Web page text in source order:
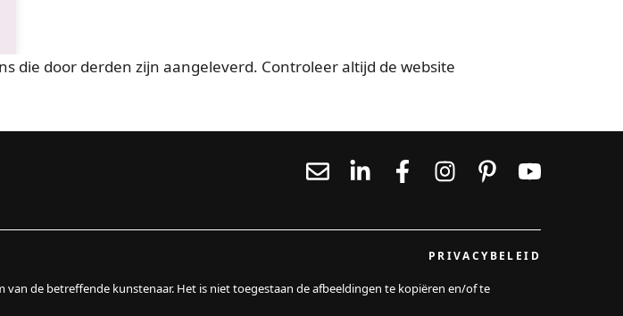
die door derden zijn aangeleverd. Controleer altijd de website
PRIVACYBELEID
de betreffende kunstenaar. Het is niet toegestaan de afbeeldingen te kopiëren en/of te